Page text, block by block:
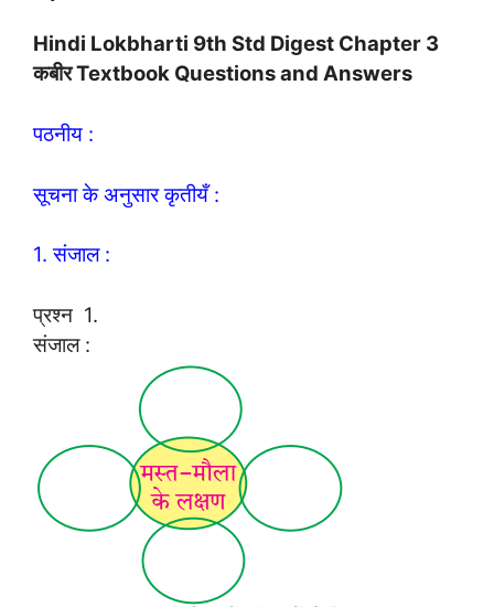
Hindi Lokbharti 9th Std Digest Chapter 3
कबीर Textbook Questions and Answers
पठनीय :
सूचना के अनुसार कृतीयँ :
1. संजाल :
प्रश्न 1.
संजाल :